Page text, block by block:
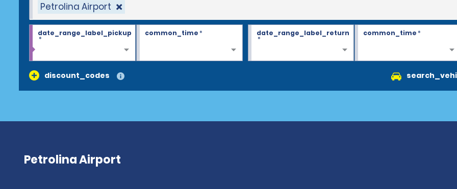
Petrolina Airport
date_range_label_pickup
*
common_time* date_range_label_return
*
common_time*
discount_codes
Petrolina Airport